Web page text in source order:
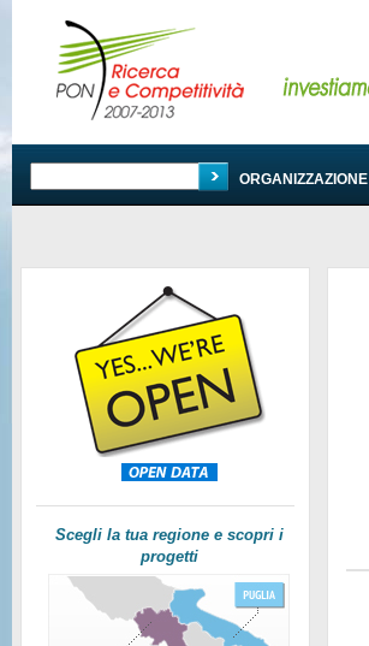
PROGRAMMA ORGANIZZAZIONE
Scegli la tua regione e scopri i
progetti